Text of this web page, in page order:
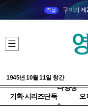
직설 구미의
1945년 10월 11일 창간
기획·시리즈단독
다양성
+
오